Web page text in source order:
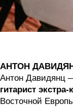
АНТОН
Антон Давидянц
гитарист экстра-
Восточной